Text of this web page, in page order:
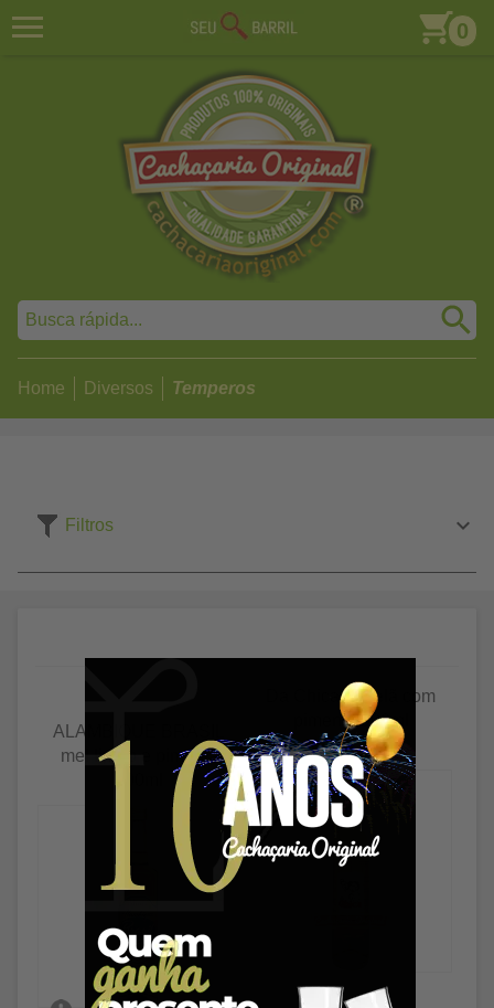
0
Home Diversos Temperos
Filtros
ALAMBIQUE BRASIL
mel limão e pimenta
Da Chica hortelã com
pimenta 500ml